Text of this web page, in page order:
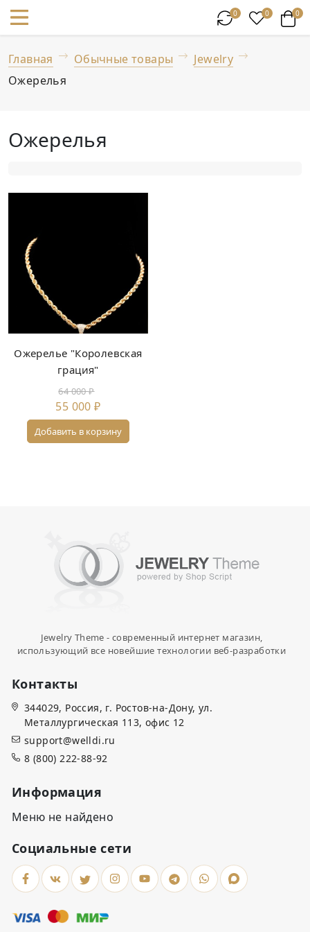
0 0 0
Главная Обычные товары
Jewelry
Ожерелья
Ожерелья
Добавить в корзину
Ожерелье "Королевская
грация"
64 000₽
55 000₽
Jewelry Theme - современный интернет магазин,
использующий все новейшие технологии веб-разработки
Контакты
344029, Россия, г. Ростов-на-Дону, ул.
Металлургическая 113, офис 12
support@welldi.ru
8 (800) 222-88-92
Информация
Меню не найдено
Социальные сети